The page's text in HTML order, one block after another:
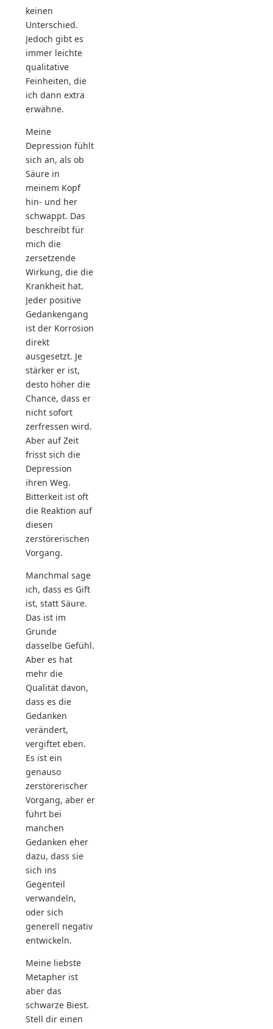
keinen
Unterschied.
Jedoch gibt es
immer leichte
qualitative
Feinheiten, die
ich dann extra
erwähne.
Meine
Depression fühlt
sich an, als ob
Säure in
meinem Kopf
hin- und her
schwappt. Das
beschreibt für
mich die
zersetzende
Wirkung, die die
Krankheit hat.
Jeder positive
Gedankengang
ist der Korrosion
direkt
ausgesetzt. Je
stärker er ist,
desto höher die
Chance, dass er
nicht sofort
zerfressen wird.
Aber auf Zeit
frisst sich die
Depression
ihren Weg.
Bitterkeit ist oft
die Reaktion auf
diesen
zerstörerischen
Vorgang.
Manchmal sage
ich, dass es Gift
ist, statt Säure.
Das ist im
Grunde
dasselbe Gefühl.
Aber es hat
mehr die
Qualität davon,
dass es die
Gedanken
verändert,
vergiftet eben.
Es ist ein
genauso
zerstörerischer
Vorgang, aber er
führt bei
manchen
Gedanken eher
dazu, dass sie
sich ins
Gegenteil
verwandeln,
oder sich
generell negativ
entwickeln.
Meine liebste
Metapher ist
aber das
schwarze Biest.
Stell dir einen